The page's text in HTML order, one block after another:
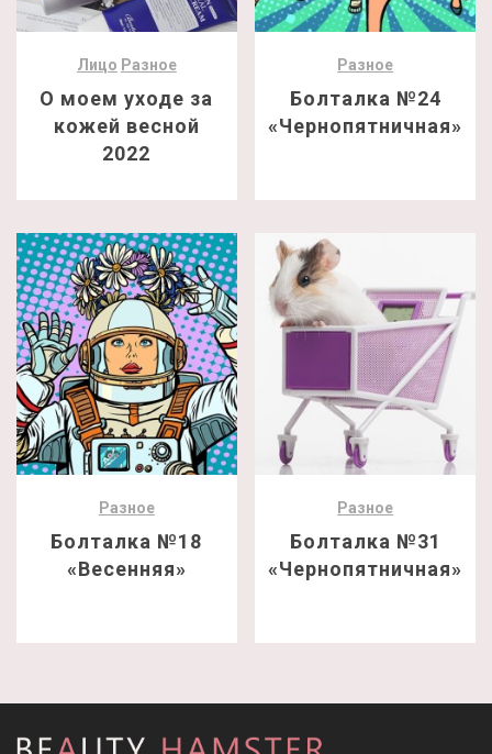
Лицо Разное
О моем уходе за
кожей весной
2022
Разное
Болталка №24
«Чернопятничная»
Разное
Болталка №18
«Весенняя»
Разное
Болталка №31
«Чернопятничная»